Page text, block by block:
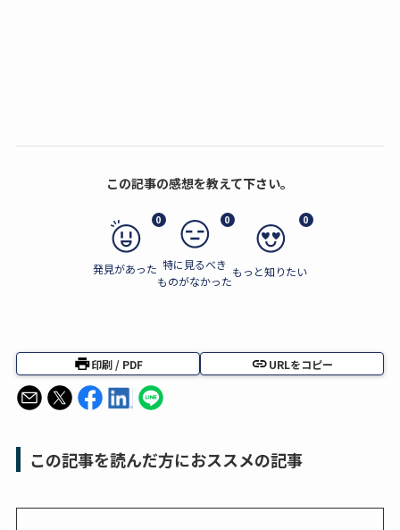
この記事の感想を教えて下さい。
0
発見があった
0
特に見るべき
ものがなかった
0
もっと知りたい
印刷 / PDF URLをコピー
この記事を読んだ方におススメの記事